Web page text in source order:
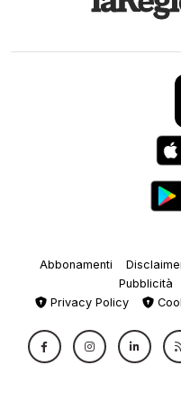
Abbonamenti
Pubblicità
Privacy Policy